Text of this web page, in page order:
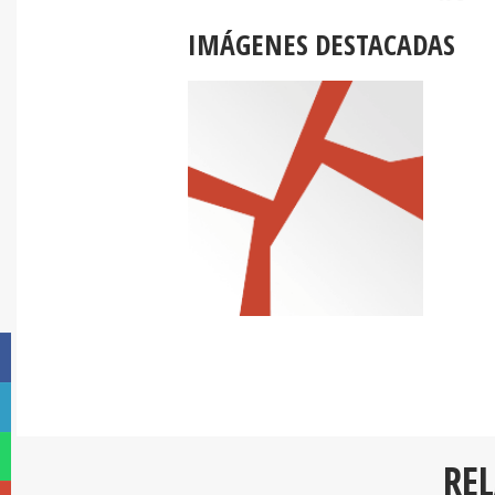
IMÁGENES DESTACADAS